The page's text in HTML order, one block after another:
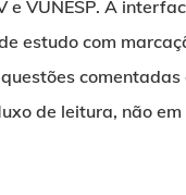
e VUNESP. A
estudo com
comentadas
de leitura, não em